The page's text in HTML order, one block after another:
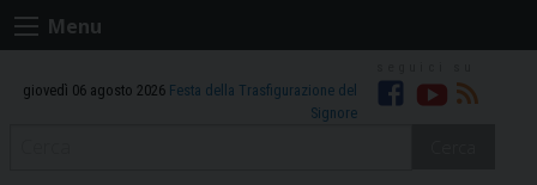
Skip
to
Menu
giovedì 06 agosto 2026 Festa della Trasfigurazione del
Signore
Facebook
Youtube
RSS